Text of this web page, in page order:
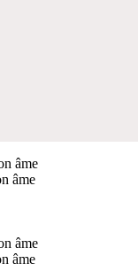
âme
âme
âme
âme